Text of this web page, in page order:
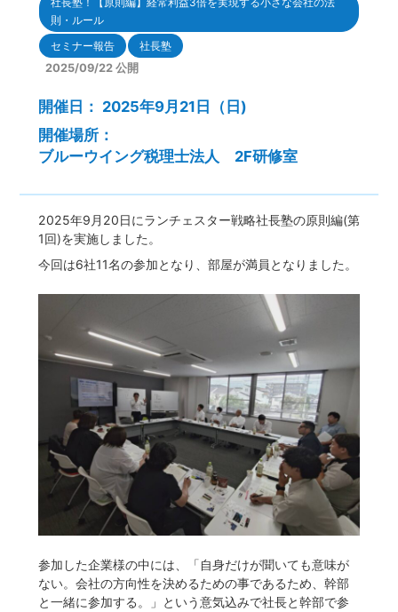
則・ルール
セミナー報告
社長塾
2025/09/22 公開
開催日： 2025年9月21日（日)
開催場所：
ブルーウイング税理士法人 2F研修室
2025年9月20日にランチェスター戦略社長塾の原則編(第
1回)を実施しました。
今回は6社11名の参加となり、部屋が満員となりました。
参加した企業様の中には、「自身だけが聞いても意味が
ない。会社の方向性を決めるための事であるため、幹部
と一緒に参加する。」という意気込みで社長と幹部で参